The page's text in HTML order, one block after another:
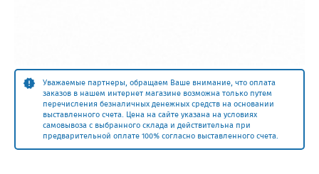
Уважаемые партнеры, обращаем Ваше внимание, что оплата
заказов в нашем интернет магазине возможна только путем
перечисления безналичных денежных средств на основании
выставленного счета. Цена на сайте указана на условиях
самовывоза с выбранного склада и действительна при
предварительной оплате 100% согласно выставленного счета.